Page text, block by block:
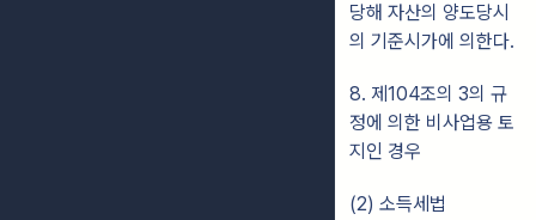
당해 자산의 양도당시
의 기준시가에 의한다.
8. 제104조의 3의 규
정에 의한 비사업용 토
지인 경우
(2) 소득세법